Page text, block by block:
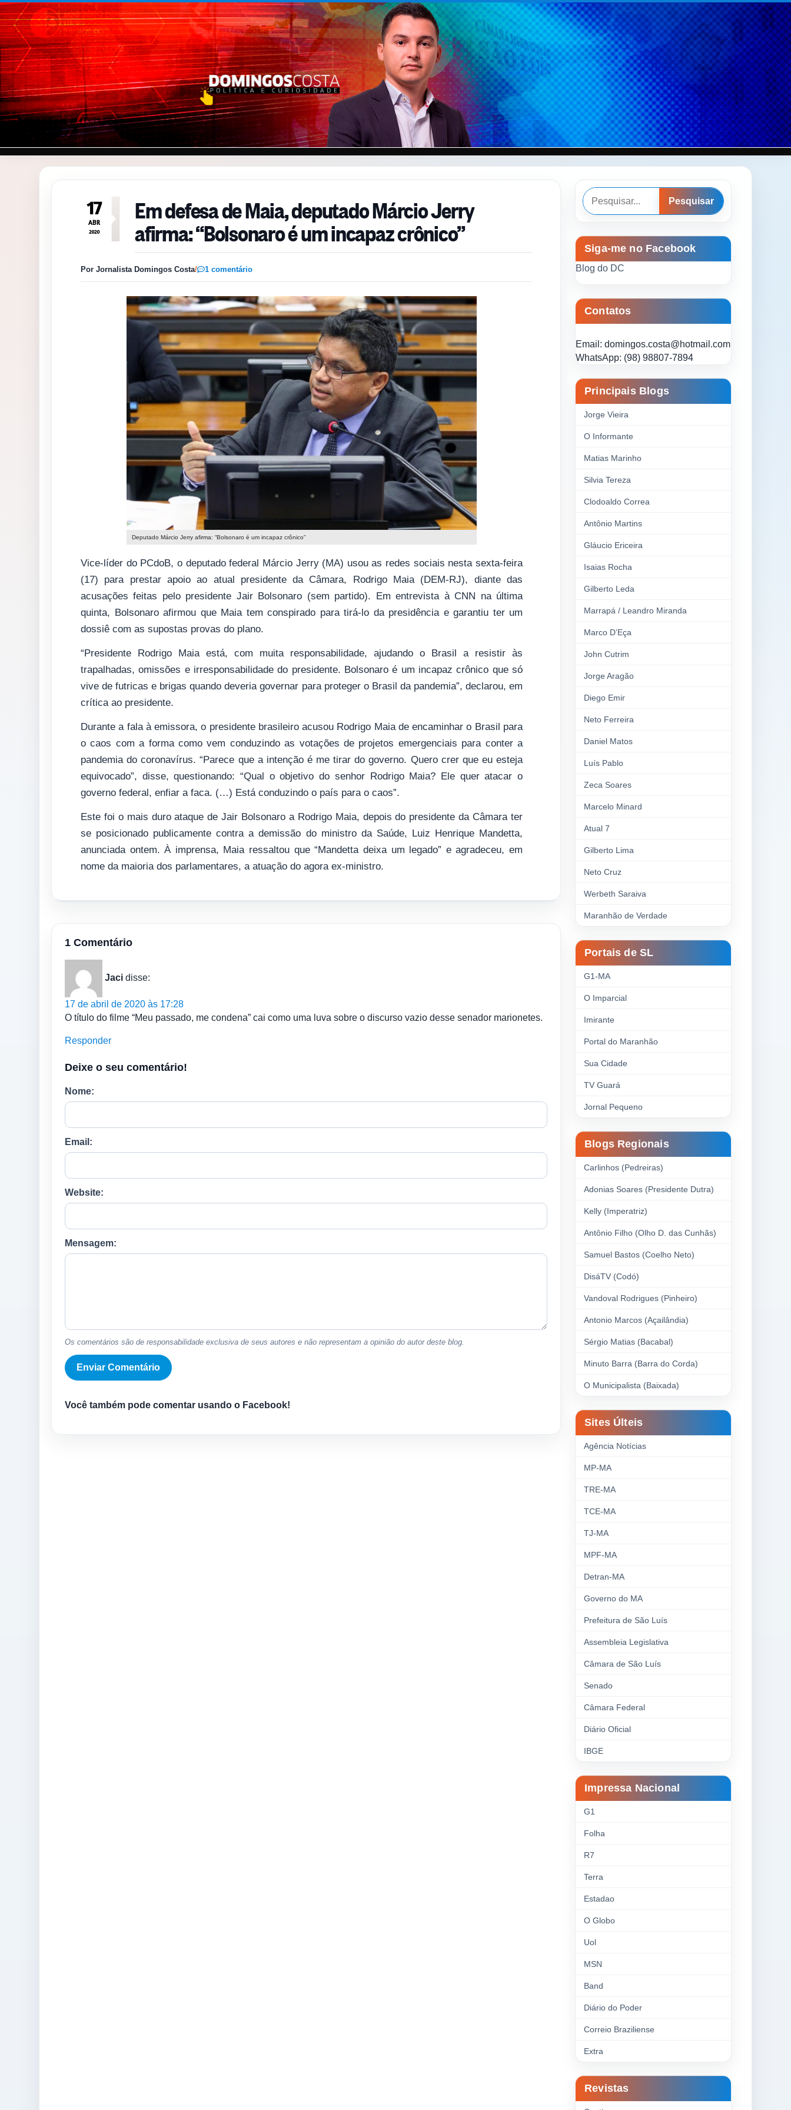
Pular para o conteúdo
17
ABR
2020
Em defesa de Maia, deputado Márcio Jerry
afirma: “Bolsonaro é um incapaz crônico”
Por Jornalista Domingos Costa/ 1 comentário
Deputado Márcio Jerry afirma: “Bolsonaro é um incapaz crônico”
Vice-líder do PCdoB, o deputado federal Márcio Jerry (MA) usou as redes sociais nesta sexta-feira
(17) para prestar apoio ao atual presidente da Câmara, Rodrigo Maia (DEM-RJ), diante das
acusações feitas pelo presidente Jair Bolsonaro (sem partido). Em entrevista à CNN na última
quinta, Bolsonaro afirmou que Maia tem conspirado para tirá-lo da presidência e garantiu ter um
dossiê com as supostas provas do plano.
“Presidente Rodrigo Maia está, com muita responsabilidade, ajudando o Brasil a resistir às
trapalhadas, omissões e irresponsabilidade do presidente. Bolsonaro é um incapaz crônico que só
vive de futricas e brigas quando deveria governar para proteger o Brasil da pandemia”, declarou, em
crítica ao presidente.
Durante a fala à emissora, o presidente brasileiro acusou Rodrigo Maia de encaminhar o Brasil para
o caos com a forma como vem conduzindo as votações de projetos emergenciais para conter a
pandemia do coronavírus. “Parece que a intenção é me tirar do governo. Quero crer que eu esteja
equivocado”, disse, questionando: “Qual o objetivo do senhor Rodrigo Maia? Ele quer atacar o
governo federal, enfiar a faca. (…) Está conduzindo o país para o caos”.
Este foi o mais duro ataque de Jair Bolsonaro a Rodrigo Maia, depois do presidente da Câmara ter
se posicionado publicamente contra a demissão do ministro da Saúde, Luiz Henrique Mandetta,
anunciada ontem. À imprensa, Maia ressaltou que “Mandetta deixa um legado” e agradeceu, em
nome da maioria dos parlamentares, a atuação do agora ex-ministro.
1 Comentário
Jaci disse:
17 de abril de 2020 às 17:28
O título do filme “Meu passado, me condena” cai como uma luva sobre o discurso vazio desse senador marionetes.
Responder
Deixe o seu comentário!
Nome:
Email:
Website:
Mensagem:
Os comentários são de responsabilidade exclusiva de seus autores e não representam a opinião do autor deste blog.
Você também pode comentar usando o Facebook!
Pesquisar
Pesquisar
Siga-me no Facebook
Blog do DC
Contatos
Email: domingos.costa@hotmail.com
WhatsApp: (98) 98807-7894
Principais Blogs
Jorge Vieira
O Informante
Matias Marinho
Silvia Tereza
Clodoaldo Correa
Antônio Martins
Gláucio Ericeira
Isaias Rocha
Gilberto Leda
Marrapá / Leandro Miranda
Marco D’Eça
John Cutrim
Jorge Aragão
Diego Emir
Neto Ferreira
Daniel Matos
Luís Pablo
Zeca Soares
Marcelo Minard
Atual 7
Gilberto Lima
Neto Cruz
Werbeth Saraiva
Maranhão de Verdade
Portais de SL
G1-MA
O Imparcial
Imirante
Portal do Maranhão
Sua Cidade
TV Guará
Jornal Pequeno
Blogs Regionais
Carlinhos (Pedreiras)
Adonias Soares (Presidente Dutra)
Kelly (Imperatriz)
Antônio Filho (Olho D. das Cunhãs)
Samuel Bastos (Coelho Neto)
DisáTV (Codó)
Vandoval Rodrigues (Pinheiro)
Antonio Marcos (Açailândia)
Sérgio Matias (Bacabal)
Minuto Barra (Barra do Corda)
O Municipalista (Baixada)
Sites Últeis
Agência Notícias
MP-MA
TRE-MA
TCE-MA
TJ-MA
MPF-MA
Detran-MA
Governo do MA
Prefeitura de São Luís
Assembleia Legislativa
Câmara de São Luís
Senado
Câmara Federal
Diário Oficial
IBGE
Impressa Nacional
G1
Folha
R7
Terra
Estadao
O Globo
Uol
MSN
Band
Diário do Poder
Correio Braziliense
Extra
Revistas